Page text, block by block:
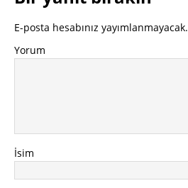
E-posta hesabınız yayımlanmayacak.
Yorum
İsim